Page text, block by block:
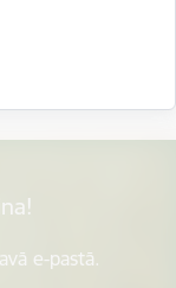
e-pastā.